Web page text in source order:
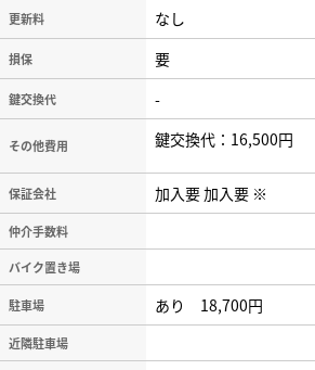
更新料 なし
損保 要
鍵交換代 -
その他費用 鍵交換代：16,500円
保証会社 加入要 加入要 ※
仲介手数料
バイク置き場
駐車場 あり 18,700円
近隣駐車場